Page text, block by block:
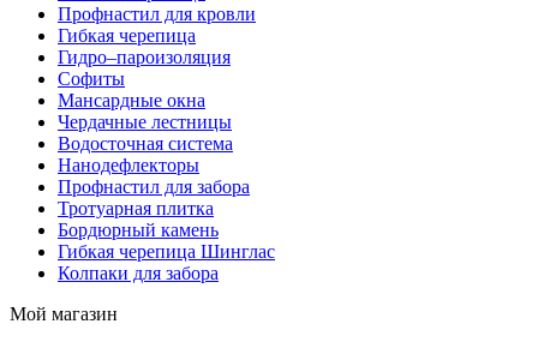
Профнастил для кровли
Гибкая черепица
Гидро–пароизоляция
Софиты
Мансардные окна
Чердачные лестницы
Водосточная система
Нанодефлекторы
Профнастил для забора
Тротуарная плитка
Бордюрный камень
Гибкая черепица Шинглас
Колпаки для забора
Мой магазин